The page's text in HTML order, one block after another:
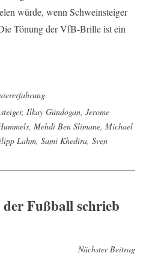
würde, wenn Schweinsteiger
Tönung der VfB-Brille ist ein
, Ilkay Gündogan, Jerome
, Mehdi Ben Slimane, Michael
Lahm, Sami Khedira, Sven
Fußball schrieb
Nächster Beitrag